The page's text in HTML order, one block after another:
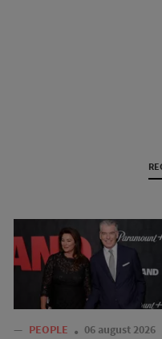
— PEOPLE 06 august 2026